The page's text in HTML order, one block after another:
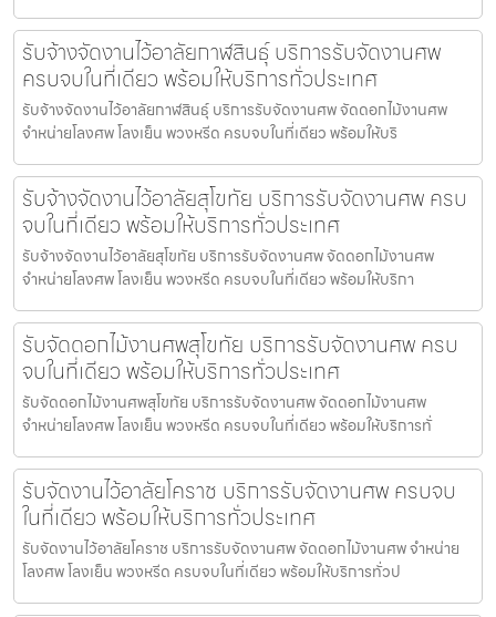
รับจ้างจัดงานไว้อาลัยกาฬสินธุ์ บริการรับจัดงานศพ
ครบจบในที่เดียว พร้อมให้บริการทั่วประเทศ
รับจ้างจัดงานไว้อาลัยกาฬสินธุ์ บริการรับจัดงานศพ จัดดอกไม้งานศพ
จำหน่ายโลงศพ โลงเย็น พวงหรีด ครบจบในที่เดียว พร้อมให้บริ
รับจ้างจัดงานไว้อาลัยสุโขทัย บริการรับจัดงานศพ ครบ
จบในที่เดียว พร้อมให้บริการทั่วประเทศ
รับจ้างจัดงานไว้อาลัยสุโขทัย บริการรับจัดงานศพ จัดดอกไม้งานศพ
จำหน่ายโลงศพ โลงเย็น พวงหรีด ครบจบในที่เดียว พร้อมให้บริกา
รับจัดดอกไม้งานศพสุโขทัย บริการรับจัดงานศพ ครบ
จบในที่เดียว พร้อมให้บริการทั่วประเทศ
รับจัดดอกไม้งานศพสุโขทัย บริการรับจัดงานศพ จัดดอกไม้งานศพ
จำหน่ายโลงศพ โลงเย็น พวงหรีด ครบจบในที่เดียว พร้อมให้บริการทั่
รับจัดงานไว้อาลัยโคราช บริการรับจัดงานศพ ครบจบ
ในที่เดียว พร้อมให้บริการทั่วประเทศ
รับจัดงานไว้อาลัยโคราช บริการรับจัดงานศพ จัดดอกไม้งานศพ จำหน่าย
โลงศพ โลงเย็น พวงหรีด ครบจบในที่เดียว พร้อมให้บริการทั่วป